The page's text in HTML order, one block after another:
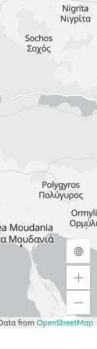
from OpenStreetMap